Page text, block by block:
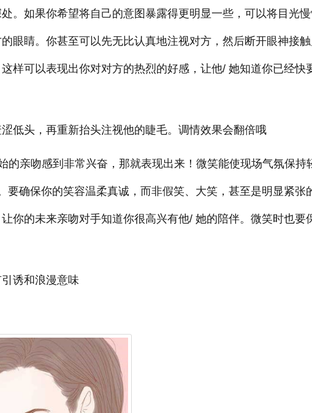
。如果你希望将自己的意图暴露得更明显一些，可以将目光
眼睛。你甚至可以先无比认真地注视对方，然后断开眼神接
样可以表现出你对对方的热烈的好感，让他/ 她知道你已经快
低头，再重新抬头注视他的睫毛。调情效果会翻倍哦
吻感到非常兴奋，那就表现出来！微笑能使现场气氛保持
要确保你的笑容温柔真诚，而非假笑、大笑，甚至是明显紧张
你的未来亲吻对手知道你很高兴有他/ 她的陪伴。微笑时也要
诱和浪漫意味